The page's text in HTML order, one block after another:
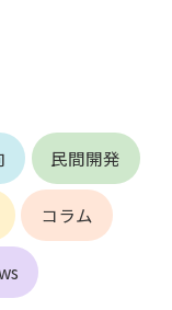
民間開発
コラム
ます。
与、譲渡、売買、
ことはできませ
使用上の過誤、
害について責任
せん。